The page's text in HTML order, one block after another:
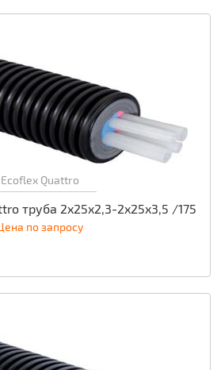
Ecoflex Quattro
труба 2x25x2,3-2x25x3,5 /175
по запросу